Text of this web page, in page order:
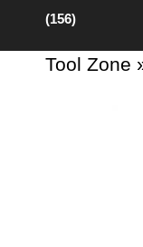
(156)
Tool Zone